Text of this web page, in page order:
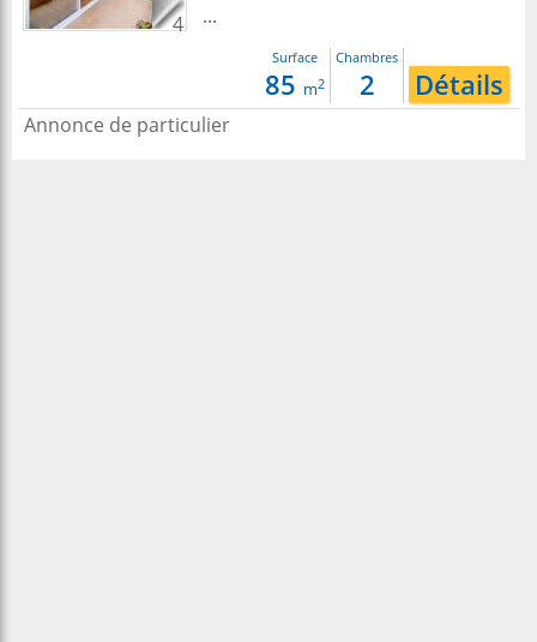
4
...
Surface
85 m2
Chambres
2 Détails
Annonce de particulier